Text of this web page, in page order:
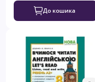
До кошика